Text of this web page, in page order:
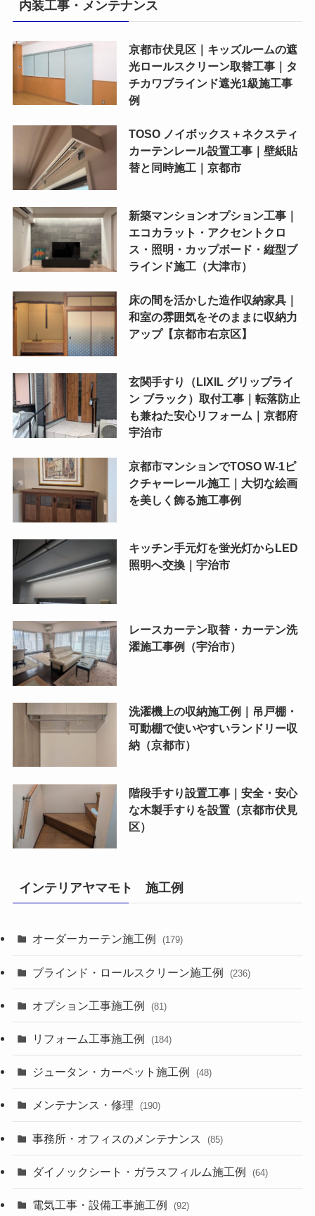
内装工事・メンテナンス
京都市伏見区｜キッズルームの遮
光ロールスクリーン取替工事｜タ
チカワブラインド遮光1級施工事
例
TOSO ノイボックス＋ネクスティ
カーテンレール設置工事｜壁紙貼
替と同時施工｜京都市
新築マンションオプション工事｜
エコカラット・アクセントクロ
ス・照明・カップボード・縦型ブ
ラインド施工（大津市）
床の間を活かした造作収納家具｜
和室の雰囲気をそのままに収納力
アップ【京都市右京区】
玄関手すり（LIXIL グリップライ
ン ブラック）取付工事｜転落防止
も兼ねた安心リフォーム｜京都府
宇治市
京都市マンションでTOSO W-1ピ
クチャーレール施工｜大切な絵画
を美しく飾る施工事例
キッチン手元灯を蛍光灯からLED
照明へ交換｜宇治市
レースカーテン取替・カーテン洗
濯施工事例（宇治市）
洗濯機上の収納施工例｜吊戸棚・
可動棚で使いやすいランドリー収
納（京都市）
階段手すり設置工事｜安全・安心
な木製手すりを設置（京都市伏見
区）
インテリアヤマモト 施工例
オーダーカーテン施工例 (179)
ブラインド・ロールスクリーン施工例 (236)
オプション工事施工例 (81)
リフォーム工事施工例 (184)
ジュータン・カーペット施工例 (48)
メンテナンス・修理 (190)
事務所・オフィスのメンテナンス (85)
ダイノックシート・ガラスフィルム施工例 (64)
電気工事・設備工事施工例 (92)